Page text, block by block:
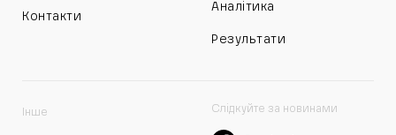
Контакти
Аналітика
Результати
Інше Слідкуйте за новинами